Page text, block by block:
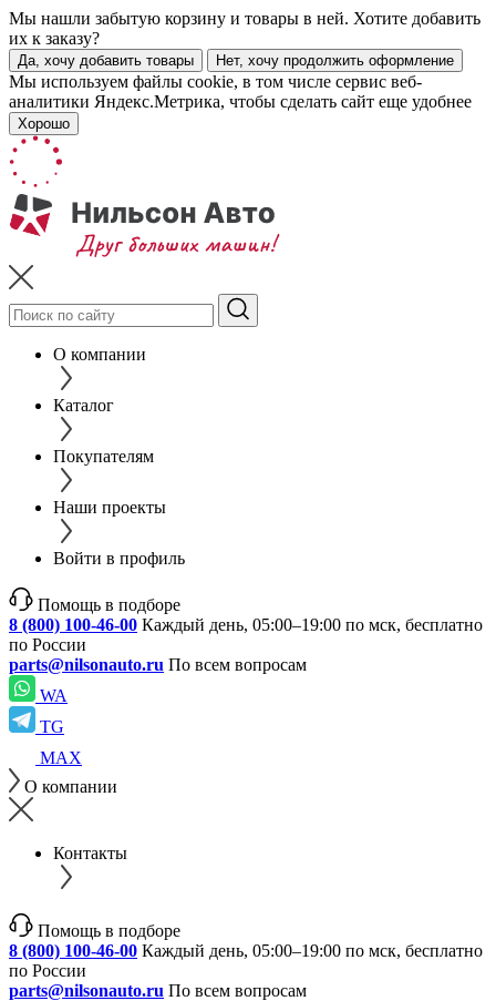
Мы нашли забытую корзину и товары в ней. Хотите добавить
их к заказу?
Да, хочу добавить товары Нет, хочу продолжить оформление
Мы используем файлы cookie, в том числе сервис веб-
аналитики Яндекс.Метрика, чтобы сделать сайт еще удобнее
Хорошо
О компании
Каталог
Покупателям
Наши проекты
Войти в профиль
Помощь в подборе
8 (800) 100-46-00 Каждый день, 05:00–19:00 по мск, бесплатно
по России
parts@nilsonauto.ru По всем вопросам
WA
TG
MAX
О компании
Контакты
Помощь в подборе
8 (800) 100-46-00 Каждый день, 05:00–19:00 по мск, бесплатно
по России
parts@nilsonauto.ru По всем вопросам